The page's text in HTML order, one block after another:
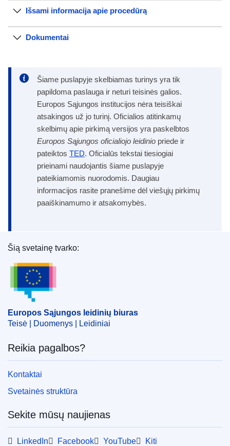
Išsami informacija apie procedūrą
Dokumentai
Šiame puslapyje skelbiamas turinys yra tik
papildoma paslauga ir neturi teisinės galios.
Europos Sąjungos institucijos nėra teisiškai
atsakingos už jo turinį. Oficialios atitinkamų
skelbimų apie pirkimą versijos yra paskelbtos
Europos Sąjungos oficialiojo leidinio priede ir
pateiktos TED. Oficialūs tekstai tiesiogiai
prieinami naudojantis šiame puslapyje
pateikiamomis nuorodomis. Daugiau
informacijos rasite pranešime dėl viešųjų pirkimų
paaiškinamumo ir atsakomybės.
Europos Sąjungos leidinių biuras
Šią svetainę tvarko:
Europos Sąjungos leidinių biuras
Teisė | Duomenys | Leidiniai
Reikia pagalbos?
Kontaktai
Svetainės struktūra
Sekite mūsų naujienas
LinkedIn Facebook YouTube Kiti